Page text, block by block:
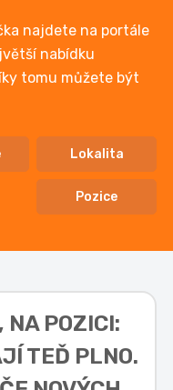
najdete na portále
nabídku
tomu můžete být
Lokalita
Pozice
NA POZICI:
TEĎ PLNO.